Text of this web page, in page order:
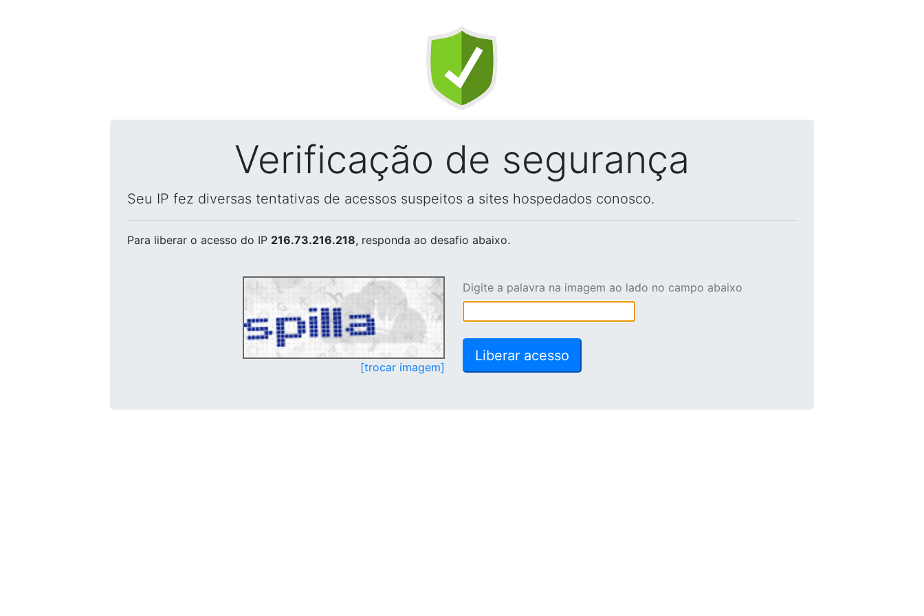
Verificação de segurança
Seu IP fez diversas tentativas de acessos suspeitos a sites hospedados conosco.
Para liberar o acesso do IP 216.73.216.218, responda ao desafio abaixo.
[trocar imagem]
Digite a palavra na imagem ao lado no campo abaixo